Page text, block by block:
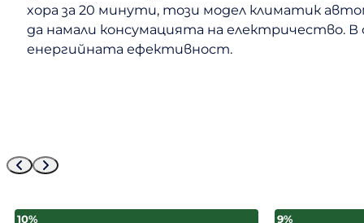
хора за 20 минути, този модел климатик
да намали консумацията на електричество.
енергийната ефективност.
10% 9%